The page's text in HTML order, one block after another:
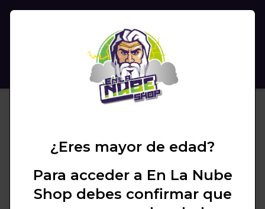
¿Eres mayor de edad?
Para acceder a En La Nube
Shop debes confirmar que